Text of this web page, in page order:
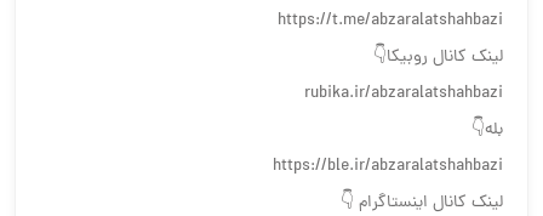
https://t.me/abzaralatshahbazi
لینک کانال روبیکا👇
rubika.ir/abzaralatshahbazi
بله👇
https://ble.ir/abzaralatshahbazi
لینک کانال اینستاگرام 👇